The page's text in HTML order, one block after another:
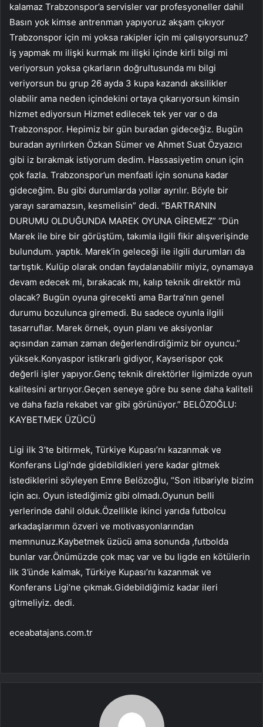
kalamaz Trabzonspor’a servisler var profesyoneller dahil
Basın yok kimse antrenman yapıyoruz akşam çıkıyor
Trabzonspor için mi yoksa rakipler için mi çalışıyorsunuz?
iş yapmak mı ilişki kurmak mı ilişki içinde kirli bilgi mi
veriyorsun yoksa çıkarların doğrultusunda mı bilgi
veriyorsun bu grup 26 ayda 3 kupa kazandı aksilikler
olabilir ama neden içindekini ortaya çıkarıyorsun kimsin
hizmet ediyorsun Hizmet edilecek tek yer var o da
Trabzonspor. Hepimiz bir gün buradan gideceğiz. Bugün
buradan ayrılırken Özkan Sümer ve Ahmet Suat Özyazıcı
gibi iz bırakmak istiyorum dedim. Hassasiyetim onun için
çok fazla. Trabzonspor’un menfaati için sonuna kadar
gideceğim. Bu gibi durumlarda yollar ayrılır. Böyle bir
yarayı saramazsın, kesmelisin” dedi. “BARTRA’NIN
DURUMU OLDUĞUNDA MAREK OYUNA GİREMEZ” “Dün
Marek ile bire bir görüştüm, takımla ilgili fikir alışverişinde
bulundum. yaptık. Marek’in geleceği ile ilgili durumları da
tartıştık. Kulüp olarak ondan faydalanabilir miyiz, oynamaya
devam edecek mi, bırakacak mı, kalıp teknik direktör mü
olacak? Bugün oyuna girecekti ama Bartra’nın genel
durumu bozulunca giremedi. Bu sadece oyunla ilgili
tasarruflar. Marek örnek, oyun planı ve aksiyonlar
açısından zaman zaman değerlendirdiğimiz bir oyuncu.”
yüksek.Konyaspor istikrarlı gidiyor, Kayserispor çok
değerli işler yapıyor.Genç teknik direktörler ligimizde oyun
kalitesini artırıyor.Geçen seneye göre bu sene daha kaliteli
ve daha fazla rekabet var gibi görünüyor.” BELÖZOĞLU:
KAYBETMEK ÜZÜCÜ
Ligi ilk 3’te bitirmek, Türkiye Kupası’nı kazanmak ve
Konferans Ligi’nde gidebildikleri yere kadar gitmek
istediklerini söyleyen Emre Belözoğlu, “Son itibariyle bizim
için acı. Oyun istediğimiz gibi olmadı.Oyunun belli
yerlerinde dahil olduk.Özellikle ikinci yarıda futbolcu
arkadaşlarımın özveri ve motivasyonlarından
memnunuz.Kaybetmek üzücü ama sonunda ,futbolda
bunlar var.Önümüzde çok maç var ve bu ligde en kötülerin
ilk 3’ünde kalmak, Türkiye Kupası’nı kazanmak ve
Konferans Ligi’ne çıkmak.Gidebildiğimiz kadar ileri
gitmeliyiz. dedi.
eceabatajans.com.tr